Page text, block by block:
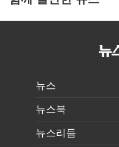
뉴스
뉴스북
뉴스리듬